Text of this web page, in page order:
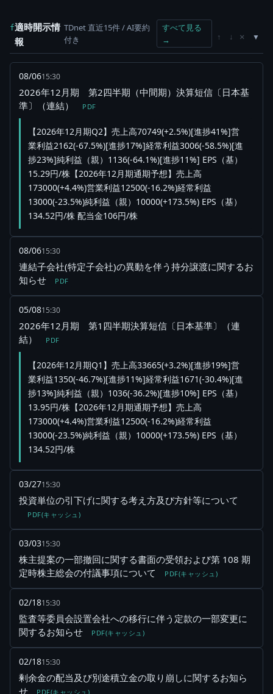
f適時開示情
報
TDnet 直近15件 / AI要約
付き
すべて見る
→
↑ ↓ ×
08/0615:30
2026年12月期 第2四半期（中間期）決算短信〔日本基
準〕（連結）
PDF
【2026年12月期Q2】売上高70749(+2.5%)[進捗41%]営
業利益2162(-67.5%)[進捗17%]経常利益3006(-58.5%)[進
捗23%]純利益（親）1136(-64.1%)[進捗11%] EPS（基）
15.29円/株【2026年12月期通期予想】売上高
173000(+4.4%)営業利益12500(-16.2%)経常利益
13000(-23.5%)純利益（親）10000(+173.5%) EPS（基）
134.52円/株 配当金106円/株
08/0615:30
連結子会社(特定子会社)の異動を伴う持分譲渡に関するお
知らせ
PDF
05/0815:30
2026年12月期 第1四半期決算短信〔日本基準〕（連
結）
PDF
【2026年12月期Q1】売上高33665(+3.2%)[進捗19%]営
業利益1350(-46.7%)[進捗11%]経常利益1671(-30.4%)[進
捗13%]純利益（親）1036(-36.2%)[進捗10%] EPS（基）
13.95円/株【2026年12月期通期予想】売上高
173000(+4.4%)営業利益12500(-16.2%)経常利益
13000(-23.5%)純利益（親）10000(+173.5%) EPS（基）
134.52円/株
03/2715:30
投資単位の引下げに関する考え方及び方針等について
PDF(キャッシュ)
03/0315:30
株主提案の一部撤回に関する書面の受領および第 108 期
定時株主総会の付議事項について
PDF(キャッシュ)
02/1815:30
監査等委員会設置会社への移行に伴う定款の一部変更に
関するお知らせ
PDF(キャッシュ)
02/1815:30
剰余金の配当及び別途積立金の取り崩しに関するお知ら
せ
PDF(キャッシュ)